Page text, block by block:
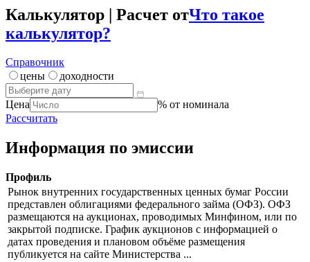
Калькулятор | Расчет отЧто такое
калькулятор?
Справочник
цены
доходности
Цена
% от номинала
Рассчитать
Информация по эмиссии
Профиль
Рынок внутренних государственных ценных бумаг России
представлен облигациями федерального займа (ОФЗ). ОФЗ
размещаются на аукционах, проводимых Минфином, или по
закрытой подписке. График аукционов с информацией о
датах проведения и плановом объёме размещения
публикуется на сайте Министерства ...